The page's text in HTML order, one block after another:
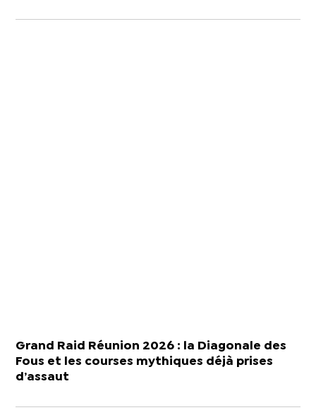
Grand Raid Réunion 2026 : la Diagonale des
Fous et les courses mythiques déjà prises
d’assaut